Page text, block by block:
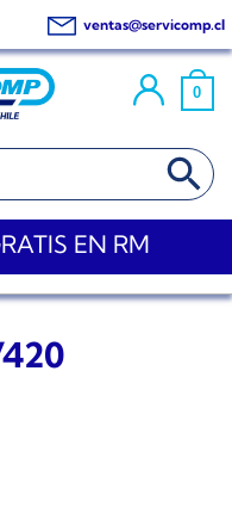
ventas@servicomp.cl
0
BOTÓN DE
EN RM